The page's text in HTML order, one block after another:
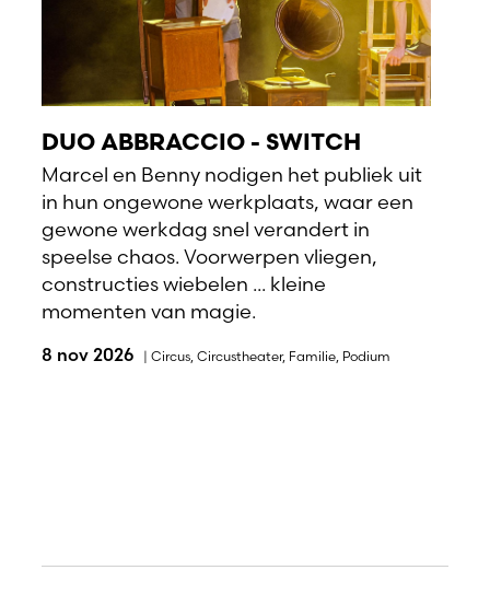
DUO ABBRACCIO - SWITCH
Marcel en Benny nodigen het publiek uit
in hun ongewone werkplaats, waar een
gewone werkdag snel verandert in
speelse chaos. Voorwerpen vliegen,
constructies wiebelen ... kleine
momenten van magie.
8 nov 2026 | Circus, Circustheater, Familie, Podium